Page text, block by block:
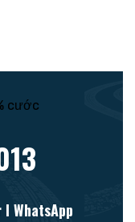
cước
WhatsApp